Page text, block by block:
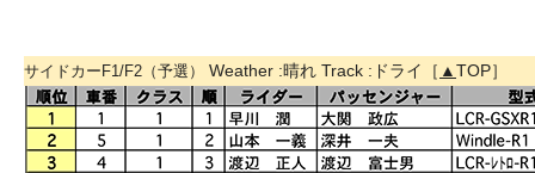
サイドカーF1/F2（予選） Weather :晴れ Track :ドライ［ ▲TOP］